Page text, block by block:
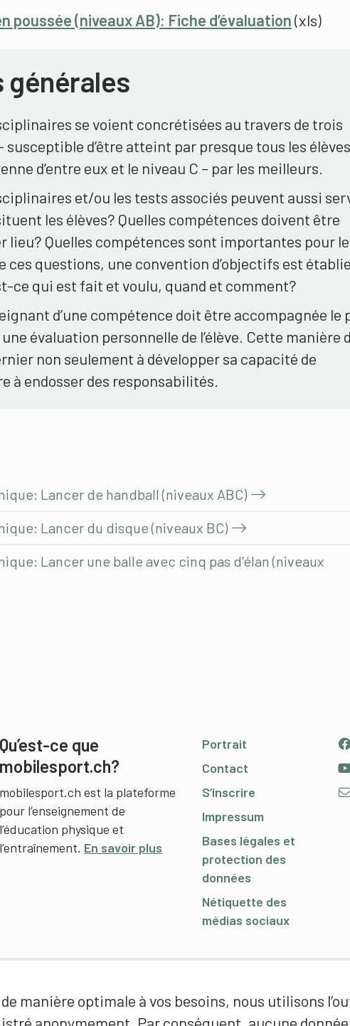
manière optimale à vos besoins, nous utilisons
anonymement. Par conséquent, aucune
poussée (niveaux AB): Fiche d’évaluation(xls)
générales
se voient concrétisées au travers de trois
susceptible d’être atteint par presque tous les
d’entre eux et le niveau C – par les meilleurs.
et/ou les tests associés peuvent aussi
les élèves? Quelles compétences doivent être
lieu? Quelles compétences sont importantes pour
ces questions, une convention d’objectifs est établie
ce qui est fait et voulu, quand et comment?
d’une compétence doit être accompagnée le
évaluation personnelle de l’élève. Cette manière
non seulement à développer sa capacité de
à endosser des responsabilités.
Lancer de handball (niveaux ABC)
Lancer du disque (niveaux BC)
Lancer une balle avec cinq pas d’élan (niveaux
Qu’est-ce que
mobilesport.ch?
mobilesport.ch est la plateforme
pour l’enseignement de
l’éducation physique et
l’entraînement. En savoir plus
Portrait
Contact
S’inscrire
Impressum
Bases légales et
protection des
données
Nétiquette des
médias sociaux